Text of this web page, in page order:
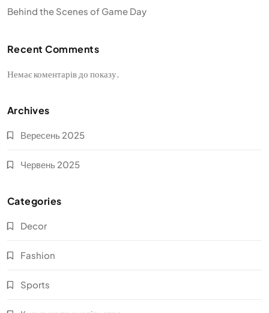
Behind the Scenes of Game Day
Recent Comments
Немає коментарів до показу.
Archives
Вересень 2025
Червень 2025
Categories
Decor
Fashion
Sports